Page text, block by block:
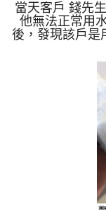
當天客戶 錢先
他無法正常用
後，發現該戶是
架設 管路清洗
頭流出，如下
張，這狀況造
法處理 水管清
生 能正常的用
熱水管